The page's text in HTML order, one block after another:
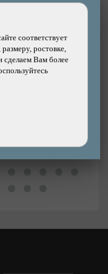
соответствует
ростовке,
сделаем Вам более
26x2.00
GreenGuard,
4Season FS